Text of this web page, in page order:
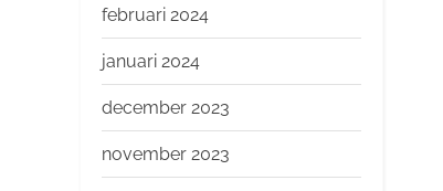
februari 2024
januari 2024
december 2023
november 2023